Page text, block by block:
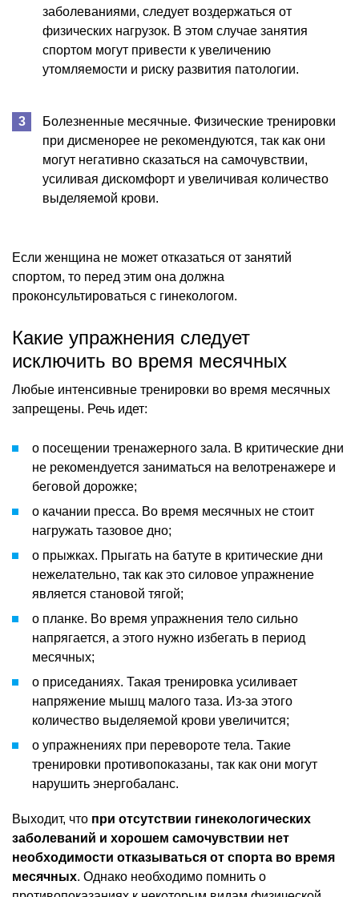
заболеваниями, следует воздержаться от
физических нагрузок. В этом случае занятия
спортом могут привести к увеличению
утомляемости и риску развития патологии.
Болезненные месячные. Физические тренировки
при дисменорее не рекомендуются, так как они
могут негативно сказаться на самочувствии,
усиливая дискомфорт и увеличивая количество
выделяемой крови.
Если женщина не может отказаться от занятий
спортом, то перед этим она должна
проконсультироваться с гинекологом.
Какие упражнения следует
исключить во время месячных
Любые интенсивные тренировки во время месячных
запрещены. Речь идет:
о посещении тренажерного зала. В критические дни
не рекомендуется заниматься на велотренажере и
беговой дорожке;
о качании пресса. Во время месячных не стоит
нагружать тазовое дно;
о прыжках. Прыгать на батуте в критические дни
нежелательно, так как это силовое упражнение
является становой тягой;
о планке. Во время упражнения тело сильно
напрягается, а этого нужно избегать в период
месячных;
о приседаниях. Такая тренировка усиливает
напряжение мышц малого таза. Из-за этого
количество выделяемой крови увеличится;
о упражнениях при перевороте тела. Такие
тренировки противопоказаны, так как они могут
нарушить энергобаланс.
Выходит, что при отсутствии гинекологических
заболеваний и хорошем самочувствии нет
необходимости отказываться от спорта во время
месячных. Однако необходимо помнить о